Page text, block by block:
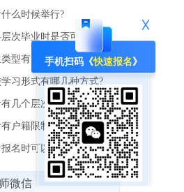
么时候举行?
2025年江西成考本科层次毕业时是否可以取得学士学位?
型有哪些?
习形式有哪几种方式?
几个层次?
户籍限制吗?
2025年江西成人高考报名时可以填报几个志愿?
微信
手机扫码《快速报名》